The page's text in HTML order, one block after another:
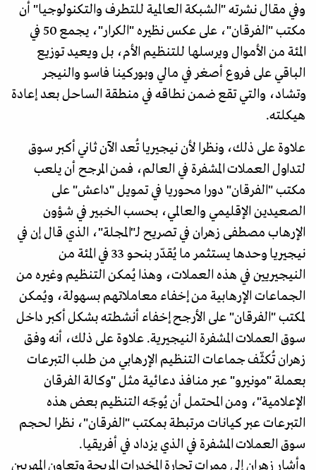
وفي مقال نشرته "الشبكة العالمية للتطرف والتكنولوجيا" أن
مكتب "الفرقان"، على عكس نظيره "الكرار"، يجمع 50 في
المئة من الأموال ويرسلها للتنظيم الأم، بل ويعيد توزيع
الباقي على فروع أصغر في مالي وبوركينا فاسو والنيجر
وتشاد، والتي تقع ضمن نطاقه في منطقة الساحل بعد إعادة
هيكلته.
علاوة على ذلك، ونظرا لأن نيجيريا تُعد الآن ثاني أكبر سوق
لتداول العملات المشفرة في العالم، فمن المرجح أن يلعب
مكتب "الفرقان" دورا محوريا في تمويل "داعش" على
الصعيدين الإقليمي والعالمي، بحسب الخبير في شؤون
الإرهاب مصطفى زهران في تصريح لـ"المجلة"، الذي قال إن في
نيجيريا وحدها يستثمر ما يُقدّر بنحو 33 في المئة من
النيجيريين في هذه العملات، وهذا يُمكن التنظيم وغيره من
الجماعات الإرهابية من إخفاء معاملاتهم بسهولة، ويُمكن
لمكتب "الفرقان" على الأرجح إخفاء أنشطته بشكل أكبر داخل
سوق العملات المشفرة النيجيرية. علاوة على ذلك، أنه وفق
زهران تُكثّف جماعات التنظيم الإرهابي من طلب التبرعات
بعملة "مونيرو" عبر منافذ دعائية مثل "وكالة الفرقان
الإعلامية"، ومن المحتمل أن يُوجّه التنظيم بعض هذه
التبرعات عبر كيانات مرتبطة بمكتب "الفرقان"، نظرا لحجم
سوق العملات المشفرة في الذي يزداد في أفريقيا.
وأشار زهران إلى ممرات تجارة المخدرات المربحة وتعاون المهربين